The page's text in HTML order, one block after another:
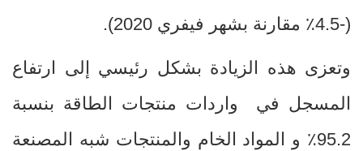
(-4.5٪ مقارنة بشهر فيفري 2020).
وتعزى هذه الزيادة بشكل رئيسي إلى ارتفاع
المسجل في واردات منتجات الطاقة بنسبة
95.2٪ و المواد الخام والمنتجات شبه المصنعة